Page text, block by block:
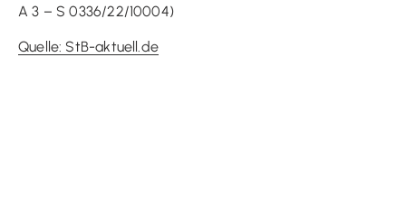
A 3 – S 0336/22/10004)
Quelle: StB-aktuell.de